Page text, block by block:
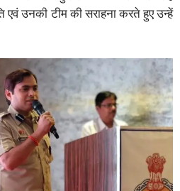
एवं उनकी टीम की सराहना करते हुए उन्हें